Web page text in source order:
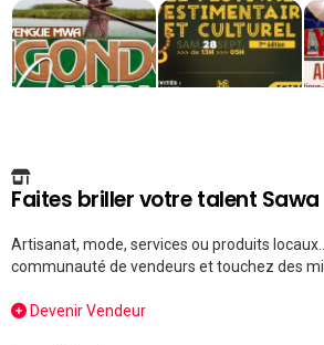
Faites briller votre talent Sawa
Artisanat, mode, services ou produits
communauté de vendeurs et touchez des
Devenir Vendeur